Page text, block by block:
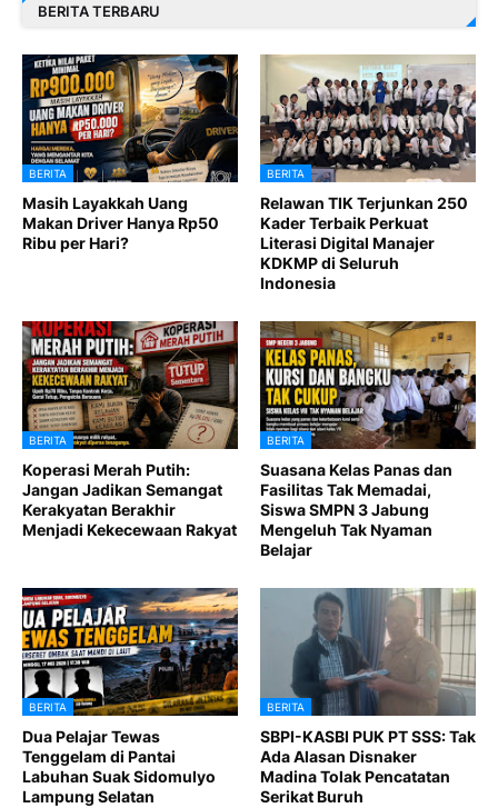
BERITA TERBARU
BERITA
Masih Layakkah Uang
Makan Driver Hanya Rp50
Ribu per Hari?
BERITA
Relawan TIK Terjunkan 250
Kader Terbaik Perkuat
Literasi Digital Manajer
KDKMP di Seluruh
Indonesia
BERITA
Koperasi Merah Putih:
Jangan Jadikan Semangat
Kerakyatan Berakhir
Menjadi Kekecewaan Rakyat
BERITA
Suasana Kelas Panas dan
Fasilitas Tak Memadai,
Siswa SMPN 3 Jabung
Mengeluh Tak Nyaman
Belajar
BERITA
Dua Pelajar Tewas
Tenggelam di Pantai
Labuhan Suak Sidomulyo
Lampung Selatan
BERITA
SBPI-KASBI PUK PT SSS: Tak
Ada Alasan Disnaker
Madina Tolak Pencatatan
Serikat Buruh